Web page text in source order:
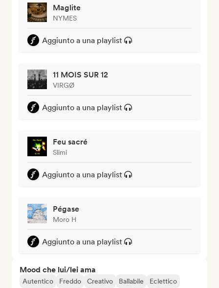
Maglite
NYMES
Aggiunto a una playlist
11 MOIS SUR 12
VIRGØ
Aggiunto a una playlist
Feu sacré
Slimi
Aggiunto a una playlist
Pégase
Moro H
Aggiunto a una playlist
Mood che lui/lei ama
Autentico Freddo Creativo Ballabile
Eclettico